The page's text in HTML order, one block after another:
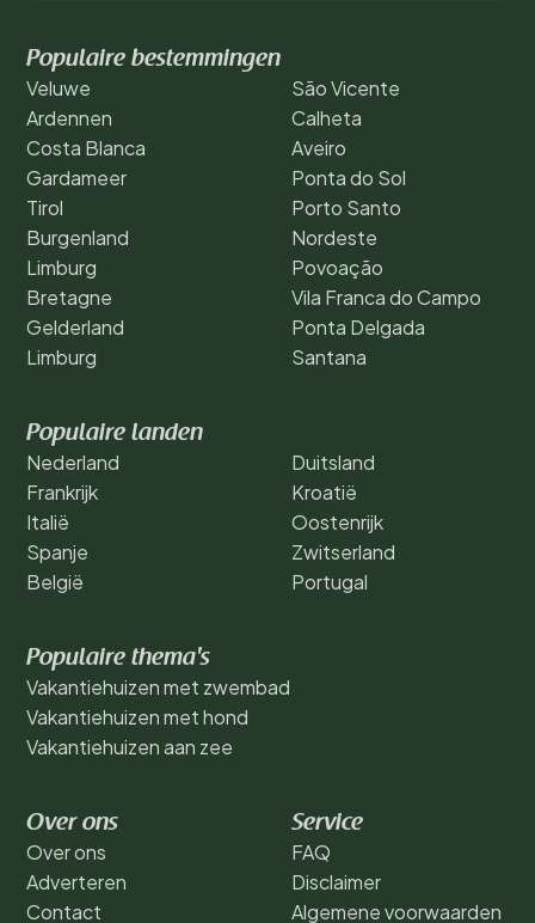
Populaire bestemmingen
Veluwe
Ardennen
Costa Blanca
Gardameer
Tirol
Burgenland
Limburg
Bretagne
Gelderland
Limburg
São Vicente
Calheta
Aveiro
Ponta do Sol
Porto Santo
Nordeste
Povoação
Vila Franca do Campo
Ponta Delgada
Santana
Populaire landen
Nederland
Frankrijk
Italië
Spanje
België
Duitsland
Kroatië
Oostenrijk
Zwitserland
Portugal
Populaire thema's
Vakantiehuizen met zwembad
Vakantiehuizen met hond
Vakantiehuizen aan zee
Over ons
Over ons
Adverteren
Contact
Service
FAQ
Disclaimer
Algemene voorwaarden